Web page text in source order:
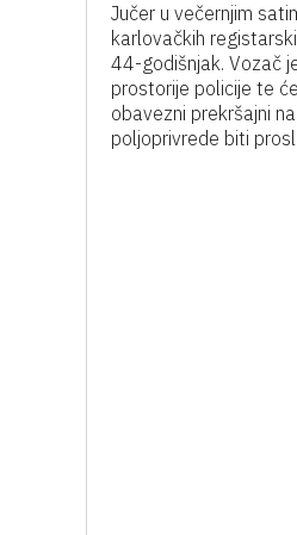
Jučer u večernjim
karlovačkih
44-godišnjak. Vozač
prostorije policije te
obavezni prekršajni
poljoprivrede biti